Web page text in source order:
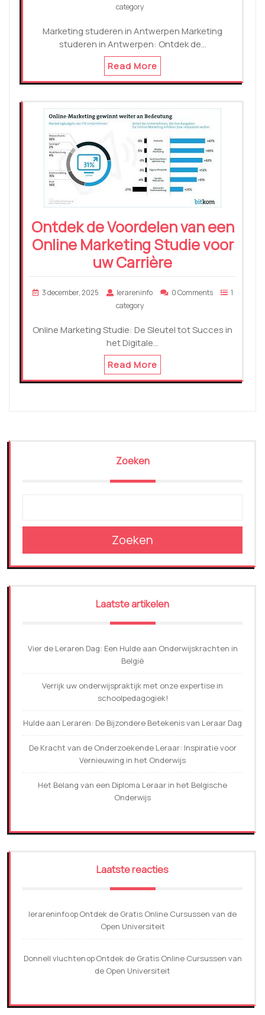
category
Marketing studeren in Antwerpen Marketing
studeren in Antwerpen: Ontdek de…
Read More
Ontdek de Voordelen van een
Online Marketing Studie voor
uw Carrière
3 december, 2025 lerareninfo 0 Comments
1
category
Online Marketing Studie: De Sleutel tot Succes in
het Digitale…
Read More
Zoeken
Zoeken
Laatste artikelen
Vier de Leraren Dag: Een Hulde aan Onderwijskrachten in
België
Verrijk uw onderwijspraktijk met onze expertise in
schoolpedagogiek!
Hulde aan Leraren: De Bijzondere Betekenis van Leraar Dag
De Kracht van de Onderzoekende Leraar: Inspiratie voor
Vernieuwing in het Onderwijs
Het Belang van een Diploma Leraar in het Belgische
Onderwijs
Laatste reacties
lerareninfoopOntdek de Gratis Online Cursussen van de
Open Universiteit
Donnell vluchtenopOntdek de Gratis Online Cursussen van
de Open Universiteit